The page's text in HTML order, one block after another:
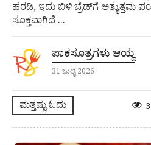
ಹರಡಿ, ಇದು ಬಿಳಿ ಬ್ರೆಡ್‌ಗೆ ಅತ್ಯುತ್ತಮ
ಸೂಕ್ತವಾಗಿದೆ ...
ಪಾಕಸೂತ್ರಗಳು ಆಯ್ದ
31 ಜುಲೈ 2026
ಮತ್ತಷ್ಟು ಓದು